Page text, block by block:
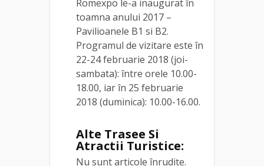
Romexpo le-a inaugurat în
toamna anului 2017 –
Pavilioanele B1 si B2.
Programul de vizitare este în
22-24 februarie 2018 (joi-
sambata): între orele 10.00-
18.00, iar în 25 februarie
2018 (duminica): 10.00-16.00.
Alte Trasee Si
Atractii Turistice:
Nu sunt articole înrudite.